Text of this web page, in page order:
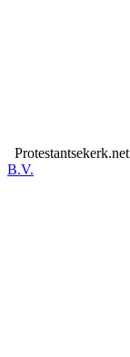
B.V.